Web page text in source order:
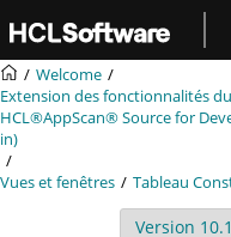
Aller au contenu principal
Welcome
Extension des fonctionnalités
HCL®AppScan® Source for
in)
Vues et fenêtres Tableau